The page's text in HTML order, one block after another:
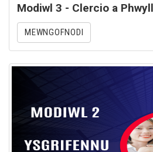
Modiwl 3 - Clercio a
MEWNGOFNODI